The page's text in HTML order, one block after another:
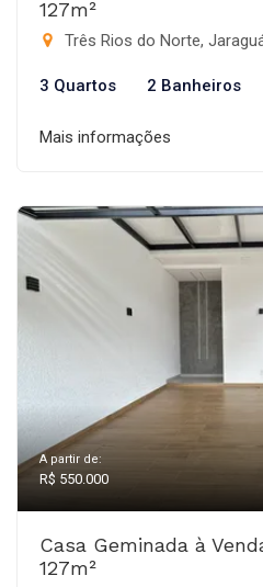
127m²
Três Rios do Norte,
3 Quartos 2 Banheiros
Mais informações
A partir de:
R$ 550.000
Casa Geminada à
127m²